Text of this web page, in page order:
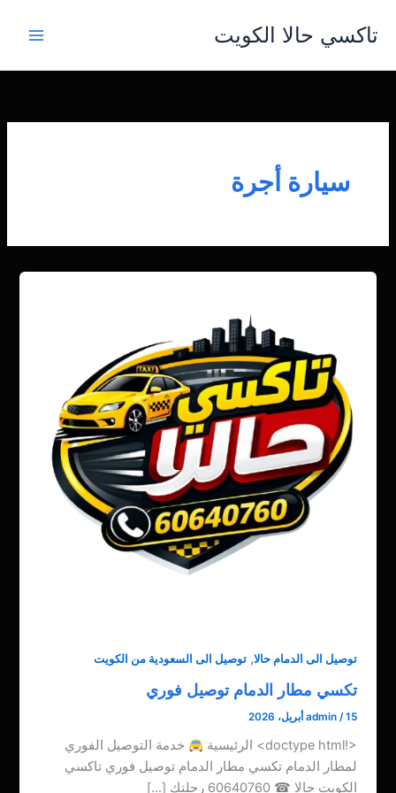
تاكسي حالا الكويت
سيارة أجرة
توصيل الى الدمام حالا,توصيل الى السعودية من الكويت
تكسي مطار الدمام توصيل فوري
admin /15 أبريل، 2026
<!doctype html> الرئيسية
خدمة التوصيل الفوري
لمطار الدمام تكسي مطار الدمام توصيل فوري تاكسي
الكويت حالا ☎ 60640760 رحلتك […]